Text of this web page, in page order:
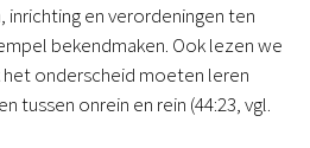
en verordeningen ten
bekendmaken. Ook lezen we
onderscheid moeten leren
tussen onrein en rein (44:23, vgl.